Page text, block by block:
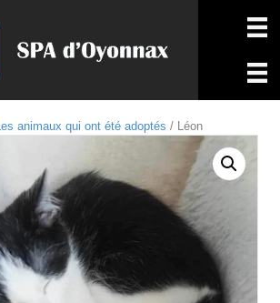
Les animaux qui ont été adoptés / Léon